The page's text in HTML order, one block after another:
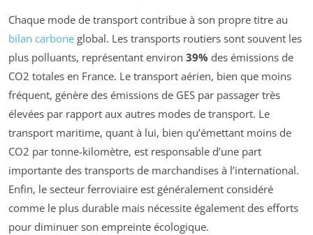
Chaque mode de transport contribue à son propre titre au
bilan carbone global. Les transports routiers sont souvent les
plus polluants, représentant environ 39% des émissions de
CO2 totales en France. Le transport aérien, bien que moins
fréquent, génère des émissions de GES par passager très
élevées par rapport aux autres modes de transport. Le
transport maritime, quant à lui, bien qu’émettant moins de
CO2 par tonne-kilomètre, est responsable d’une part
importante des transports de marchandises à l’international.
Enfin, le secteur ferroviaire est généralement considéré
comme le plus durable mais nécessite également des efforts
pour diminuer son empreinte écologique.